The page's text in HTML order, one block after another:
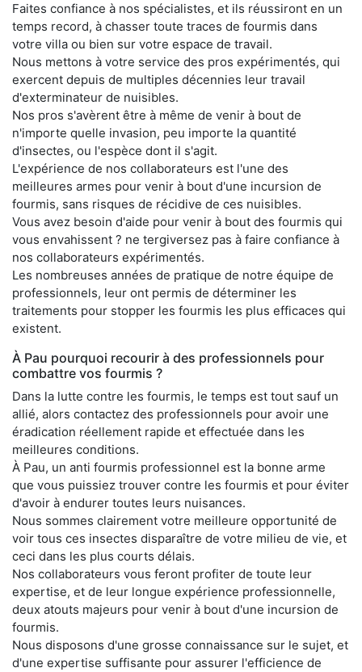
Faites confiance à nos spécialistes, et ils réussiront en un
temps record, à chasser toute traces de fourmis dans
votre villa ou bien sur votre espace de travail.
Nous mettons à votre service des pros expérimentés, qui
exercent depuis de multiples décennies leur travail
d'exterminateur de nuisibles.
Nos pros s'avèrent être à même de venir à bout de
n'importe quelle invasion, peu importe la quantité
d'insectes, ou l'espèce dont il s'agit.
L'expérience de nos collaborateurs est l'une des
meilleures armes pour venir à bout d'une incursion de
fourmis, sans risques de récidive de ces nuisibles.
Vous avez besoin d'aide pour venir à bout des fourmis qui
vous envahissent ? ne tergiversez pas à faire confiance à
nos collaborateurs expérimentés.
Les nombreuses années de pratique de notre équipe de
professionnels, leur ont permis de déterminer les
traitements pour stopper les fourmis les plus efficaces qui
existent.
À Pau pourquoi recourir à des professionnels pour
combattre vos fourmis ?
Dans la lutte contre les fourmis, le temps est tout sauf un
allié, alors contactez des professionnels pour avoir une
éradication réellement rapide et effectuée dans les
meilleures conditions.
À Pau, un anti fourmis professionnel est la bonne arme
que vous puissiez trouver contre les fourmis et pour éviter
d'avoir à endurer toutes leurs nuisances.
Nous sommes clairement votre meilleure opportunité de
voir tous ces insectes disparaître de votre milieu de vie, et
ceci dans les plus courts délais.
Nos collaborateurs vous feront profiter de toute leur
expertise, et de leur longue expérience professionnelle,
deux atouts majeurs pour venir à bout d'une incursion de
fourmis.
Nous disposons d'une grosse connaissance sur le sujet, et
d'une expertise suffisante pour assurer l'efficience de